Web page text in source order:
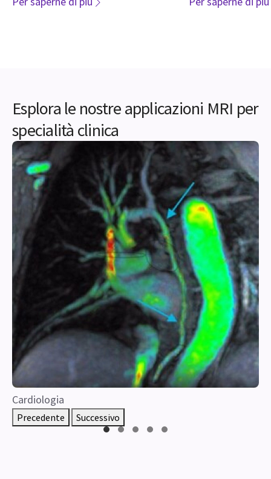
l'esperienza del paziente. comfort.
Esplora le nostre applicazioni MRI per
specialità clinica
Cardiologia
Precedente Successivo